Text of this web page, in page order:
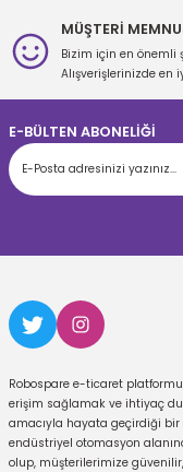
MÜŞTERİ
Bizim için en önemli
Alışverişlerinizde en
E-BÜLTEN ABONELİĞİ
Robospare e-ticaret
erişim sağlamak ve ihtiyaç
amacıyla hayata geçirdiği
endüstriyel otomasyon
olup, müşterilerimize